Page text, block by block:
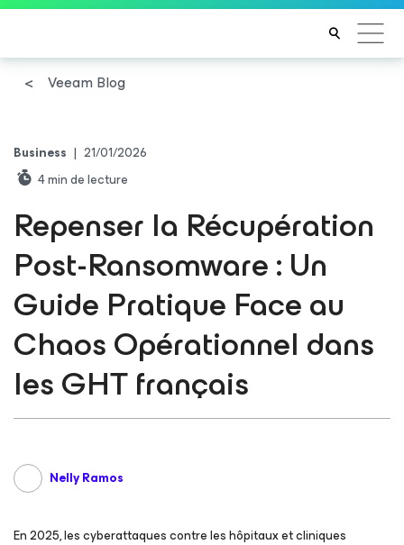
Veeam Blog
Business | 21/01/2026
4min de lecture
Repenser la Récupération
Post-Ransomware : Un
Guide Pratique Face au
Chaos Opérationnel dans
les GHT français
Nelly Ramos
En 2025, les cyberattaques contre les hôpitaux et cliniques